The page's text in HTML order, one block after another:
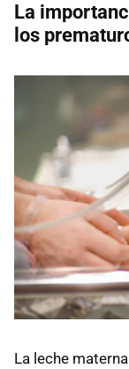
La
los
La leche